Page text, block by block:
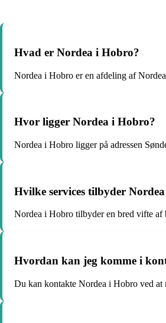
Hvad er Nordea i Hobro?
Nordea i Hobro er en afdeling af
Hvor ligger Nordea i Hobro?
Nordea i Hobro ligger på adressen
Hvilke services tilbyder
Nordea i Hobro tilbyder en bred vifte af
Hvordan kan jeg komme i
Du kan kontakte Nordea i Hobro ved at